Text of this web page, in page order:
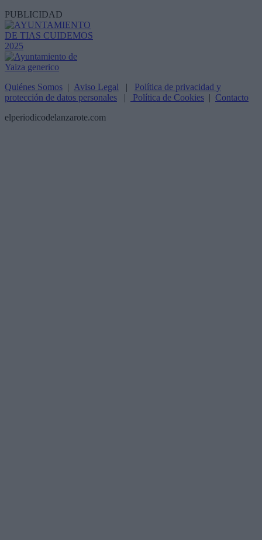
PUBLICIDAD
Quiénes Somos | Aviso Legal | Política de privacidad y
protección de datos personales | Política de Cookies | Contacto
elperiodicodelanzarote.com